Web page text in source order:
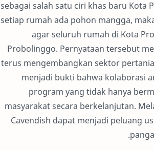
sebagai salah satu ciri khas baru Kota
setiap rumah ada pohon mangga,
agar seluruh rumah di Kota
Probolinggo. Pernyataan tersebut
terus mengembangkan sektor
menjadi bukti bahwa kolaborasi
program yang tidak hanya
masyarakat secara berkelanjutan.
Cavendish dapat menjadi peluang